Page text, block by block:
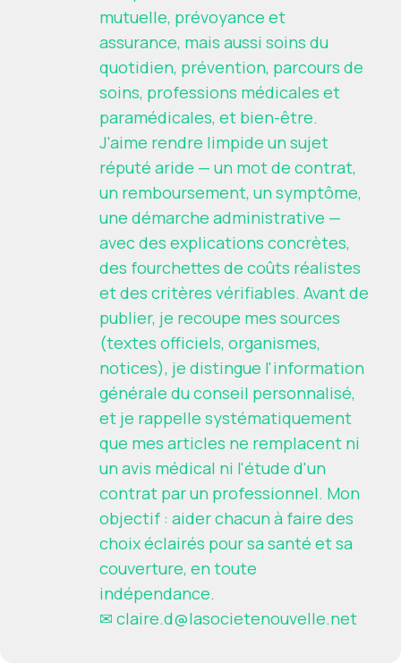
mutuelle, prévoyance et
assurance, mais aussi soins du
quotidien, prévention, parcours de
soins, professions médicales et
paramédicales, et bien-être.
J'aime rendre limpide un sujet
réputé aride — un mot de contrat,
un remboursement, un symptôme,
une démarche administrative —
avec des explications concrètes,
des fourchettes de coûts réalistes
et des critères vérifiables. Avant de
publier, je recoupe mes sources
(textes officiels, organismes,
notices), je distingue l'information
générale du conseil personnalisé,
et je rappelle systématiquement
que mes articles ne remplacent ni
un avis médical ni l'étude d'un
contrat par un professionnel. Mon
objectif : aider chacun à faire des
choix éclairés pour sa santé et sa
couverture, en toute
indépendance.
✉ claire.d@lasocietenouvelle.net